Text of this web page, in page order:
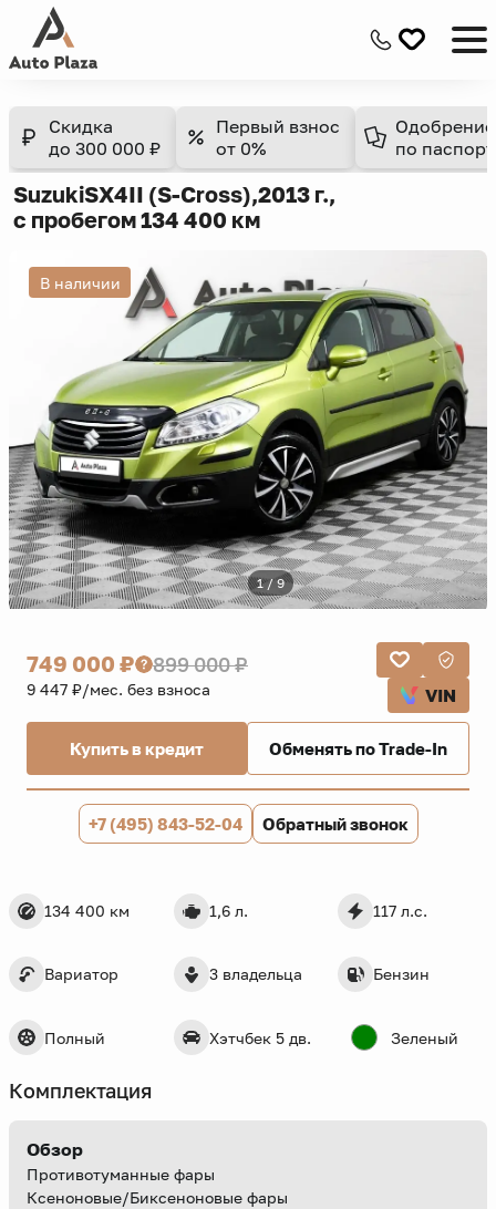
Скидка
до 300 000 ₽
Первый взнос
от 0%
Одобрение
по
SuzukiSX4II (S-Cross),2013 г.,
с пробегом 134 400 км
В наличии
1 / 9
134 400 км 1,6 л. 117 л.с.
Вариатор 3 владельца Бензин
Полный Хэтчбек 5 дв. Зеленый
749 000 ₽ 899 000 ₽
9 447 ₽/мес. без взноса VIN
Купить в кредит Обменять по Trade-In
+7 (495) 843-52-04 Обратный звонок
Комплектация
Обзор
Противотуманные фары
Ксеноновые/Биксеноновые фары